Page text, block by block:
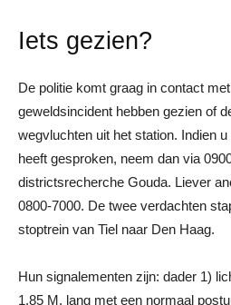
Iets gezien?
De politie komt graag in contact
geweldsincident hebben gezien of
wegvluchten uit het station. Indien
heeft gesproken, neem dan via
districtsrecherche Gouda. Liever
0800-7000. De twee verdachten
stoptrein van Tiel naar Den Haag.
Hun signalementen zijn: dader 1)
1.85 M. lang met een normaal